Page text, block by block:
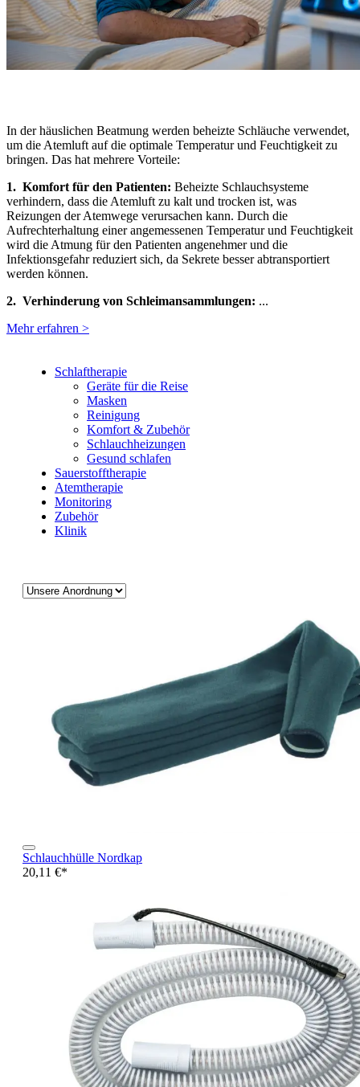
In der häuslichen Beatmung werden beheizte Schläuche verwendet,
um die Atemluft auf die optimale Temperatur und Feuchtigkeit zu
bringen. Das hat mehrere Vorteile:
1. Komfort für den Patienten: Beheizte Schlauchsysteme
verhindern, dass die Atemluft zu kalt und trocken ist, was
Reizungen der Atemwege verursachen kann. Durch die
Aufrechterhaltung einer angemessenen Temperatur und Feuchtigkeit
wird die Atmung für den Patienten angenehmer und die
Infektionsgefahr reduziert sich, da Sekrete besser abtransportiert
werden können.
2. Verhinderung von Schleimansammlungen: ...
Mehr erfahren >
Schlaftherapie
Geräte für die Reise
Masken
Reinigung
Komfort & Zubehör
Schlauchheizungen
Gesund schlafen
Sauerstofftherapie
Atemtherapie
Monitoring
Zubehör
Klinik
Schlauchhülle Nordkap
20,11 €*